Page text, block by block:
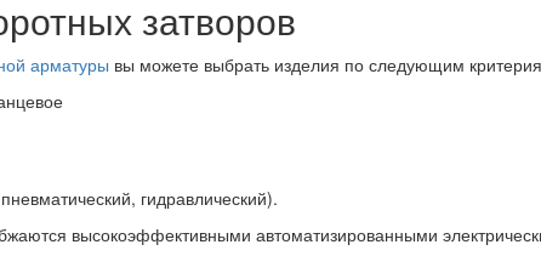
затворов
арматуры вы можете выбрать изделия по следующим
гидравлический).
высокоэффективными автоматизированными